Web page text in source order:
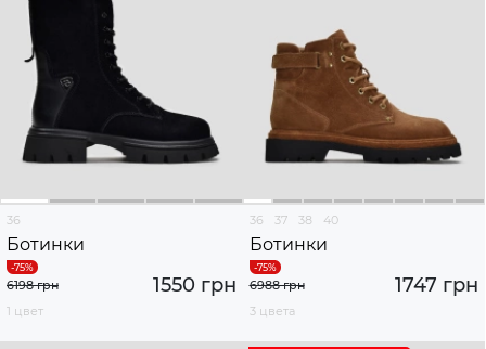
36
Ботинки
1550 грн
6198 грн
1 цвет
36 37 38 40
Ботинки
1747 грн
6988 грн
3 цвета